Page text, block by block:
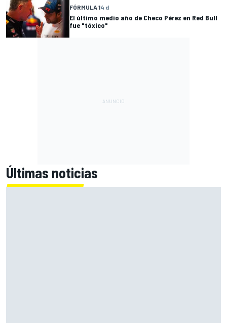
FÓRMULA 14 d
El último medio año de Checo Pérez en Red Bull
fue "tóxico"
Últimas noticias